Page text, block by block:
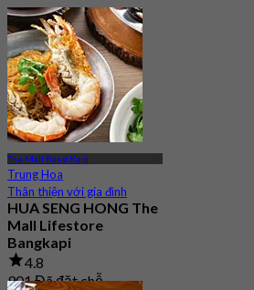
The Mall Bang Kapi
Trung Hoa
Thân thiện với gia đình
HUA SENG HONG The
Mall Lifestore
Bangkapi
4.8
901 Đã đặt chỗ